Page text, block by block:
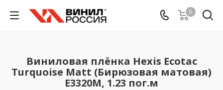
0
Виниловая плёнка Hexis Ecotac
Turquoise Matt (Бирюзовая матовая)
E3320M, 1.23 пог.м